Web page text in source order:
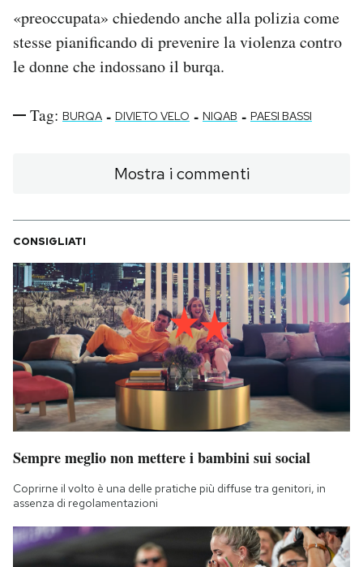
«preoccupata» chiedendo anche alla polizia come
stesse pianificando di prevenire la violenza contro
le donne che indossano il burqa.
Tag: BURQA - DIVIETO VELO - NIQAB - PAESI BASSI
Mostra i commenti
CONSIGLIATI
Sempre meglio non mettere i bambini sui social
Coprirne il volto è una delle pratiche più diffuse tra genitori, in
assenza di regolamentazioni